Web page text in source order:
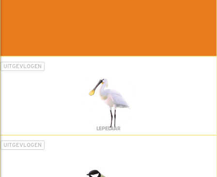
UITGEVLOGEN
LEPELAAR
UITGEVLOGEN